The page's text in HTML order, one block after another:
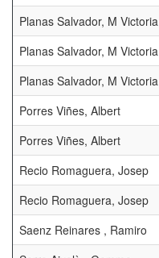
Planas Salvador, M Victoria
Planas Salvador, M Victoria
Planas Salvador, M Victoria
Porres Viñes, Albert
Porres Viñes, Albert
Recio Romaguera, Josep
Recio Romaguera, Josep
Saenz Reinares , Ramiro